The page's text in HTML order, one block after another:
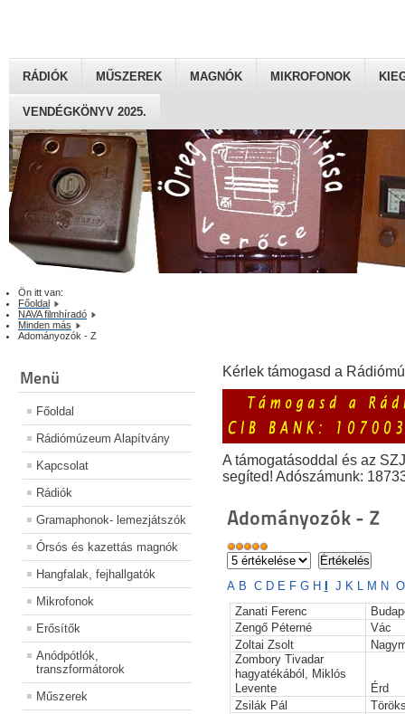
RÁDIÓK MŰSZEREK MAGNÓK MIKROFONOK
VENDÉGKÖNYV 2025.
Ön itt van:
Főoldal
NAVA filmhíradó
Minden más
Adományozók - Z
Menü
Főoldal
Rádiómúzeum Alapítvány
Kapcsolat
Rádiók
Gramaphonok- lemezjátszók
Órsós és kazettás magnók
Hangfalak, fejhallgatók
Mikrofonok
Erősítők
Anódpótlók,
transzformátorok
Műszerek
Kérlek támogasd a
A támogatásoddal és az
segíted! Adószámunk:
Adományozók - Z
A B C D E F G H J K L M N O
Zanati Ferenc
Zengő Péterné
Vác
Zoltai Zsolt
Zombory Tivadar
hagyatékából, Miklós
Levente
Érd
Zsilák Pál